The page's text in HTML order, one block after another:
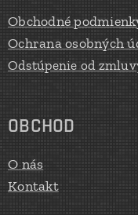
Obchodné
Ochrana osobných
Odstúpenie od
OBCHOD
O nás
Kontakt